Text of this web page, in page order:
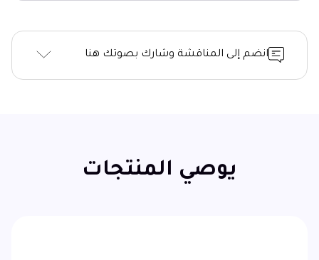
انضم إلى المناقشة وشارك بصوتك هنا
يوصي المنتجات